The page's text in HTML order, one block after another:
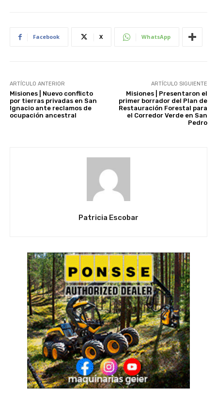
Facebook X WhatsApp
ARTÍCULO ANTERIOR
Misiones | Nuevo conflicto
por tierras privadas en San
Ignacio ante reclamos de
ocupación ancestral
ARTÍCULO SIGUIENTE
Misiones | Presentaron el
primer borrador del Plan de
Restauración Forestal para
el Corredor Verde en San
Pedro
Patricia Escobar